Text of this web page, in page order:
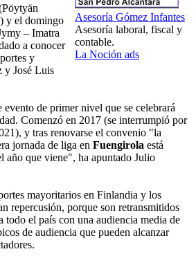
Asesoría Gómez Infantes
Asesoría laboral, fiscal y
contable.
La Noción ads
y el domingo
– Imatra
a conocer
y
y José Luis
de primer nivel que se celebrará
Comenzó en 2017 (se interrumpió por
y tras renovarse el convenio "la
jornada de liga en Fuengirola está
año que viene", ha apuntado Julio
mayoritarios en Finlandia y los
repercusión, porque son retransmitidos
todo el país con una audiencia media de
de audiencia que pueden alcanzar